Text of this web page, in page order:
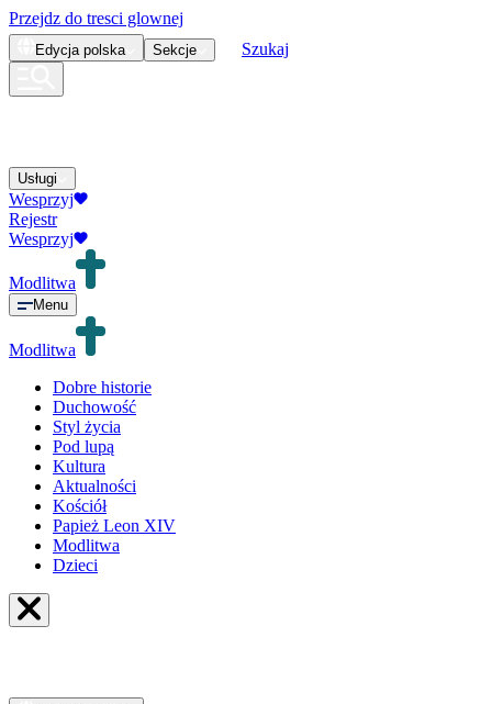
Przejdz do tresci glownej
Edycja polska Sekcje Szukaj
Usługi
Wesprzyj
Rejestr
Wesprzyj
Modlitwa
Menu
Modlitwa
Dobre historie
Duchowość
Styl życia
Pod lupą
Kultura
Aktualności
Kościół
Papież Leon XIV
Modlitwa
Dzieci